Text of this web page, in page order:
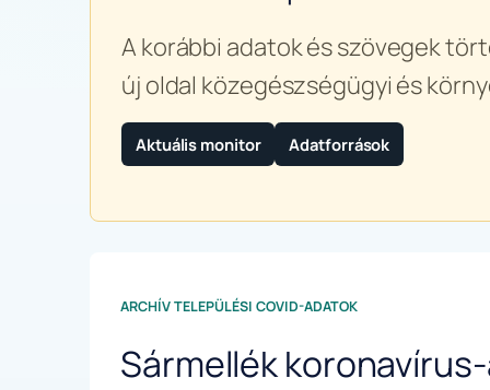
A korábbi adatok és szövegek
új oldal közegészségügyi és
Aktuális monitor Adatforrások
ARCHÍV TELEPÜLÉSI COVID-ADATOK
Sármellék